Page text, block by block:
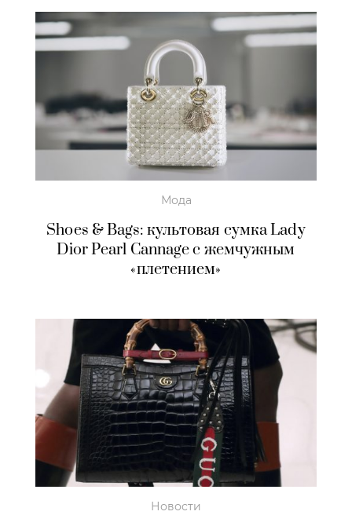
Мода
Shoes & Bags: культовая сумка Lady
Dior Pearl Cannage с жемчужным
«плетением»
Новости